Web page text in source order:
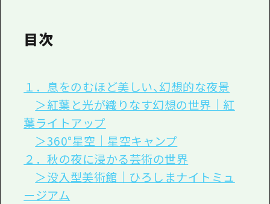
目次
１．息をのむほど美しい、幻想的な夜景
＞紅葉と光が織りなす幻想の世界｜紅
葉ライトアップ
＞360°星空｜星空キャンプ
２．秋の夜に浸かる芸術の世界
＞没入型美術館｜ひろしまナイトミュ
ージアム